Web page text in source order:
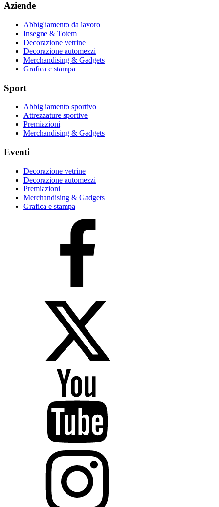
Aziende
Abbigliamento da lavoro
Insegne & Totem
Decorazione vetrine
Decorazione automezzi
Merchandising & Gadgets
Grafica e stampa
Sport
Abbigliamento sportivo
Attrezzature sportive
Premiazioni
Merchandising & Gadgets
Eventi
Decorazione vetrine
Decorazione automezzi
Premiazioni
Merchandising & Gadgets
Grafica e stampa